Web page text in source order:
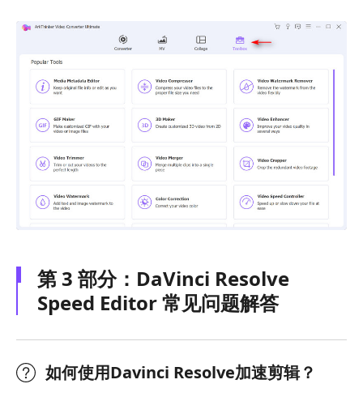
第 3 部分：DaVinci Resolve
Speed Editor 常见问题解答
如何使用Davinci Resolve加速剪辑？